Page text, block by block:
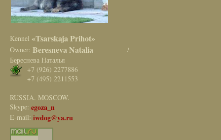
Kennel «Tsarskaja Prihot»
Owner: Beresneva Natalia /
Береснева Наталья
+7 (926) 2277886
+7 (495) 2211553
RUSSIA. MOSCOW.
Skype: egoza_n
E-mail: iwdog@ya.ru